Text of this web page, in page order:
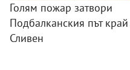
Голям пожар затвори
Подбалканския път край
Сливен